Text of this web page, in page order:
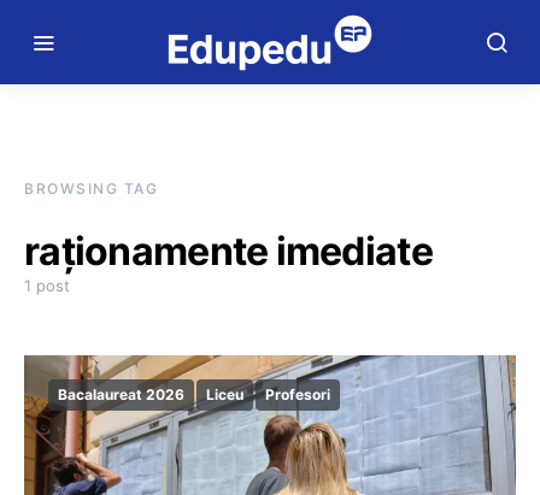
BROWSING TAG
raționamente imediate
1 post
Bacalaureat 2026 Liceu Profesori